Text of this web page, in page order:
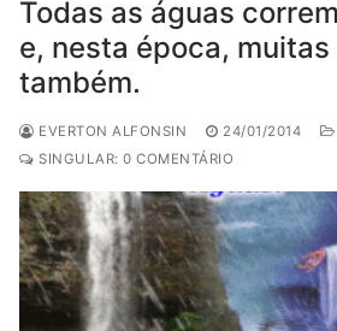
Todas as águas
e, nesta época, muitas
também.
EVERTON ALFONSIN 24/01/2014
SINGULAR: 0 COMENTÁRIO